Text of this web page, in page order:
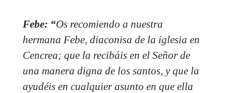
Febe: “Os recomiendo a nuestra
hermana Febe, diaconisa de la iglesia en
Cencrea; que la recibáis en el Señor de
una manera digna de los santos, y que la
ayudéis en cualquier asunto en que ella